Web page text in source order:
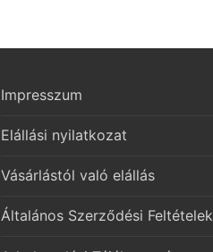
Impresszum
Elállási nyilatkozat
Vásárlástól való elállás
Általános Szerződési Feltételek